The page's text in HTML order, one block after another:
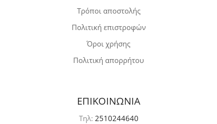
Τρόποι αποστολής
Πολιτική επιστροφών
Όροι χρήσης
Πολιτική απορρήτου
ΕΠΙΚΟΙΝΩΝΙΑ
Τηλ: 2510244640